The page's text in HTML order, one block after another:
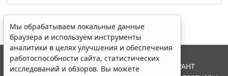
Мы обрабатываем локальные данные
браузера и используем инструменты
аналитики в целях улучшения и обеспечения
работоспособности сайта, статистических
исследований и обзоров. Вы можете
© ООО "НПП "ГАРАНТ-СЕРВИС", 2026. Система ГАРАНТ